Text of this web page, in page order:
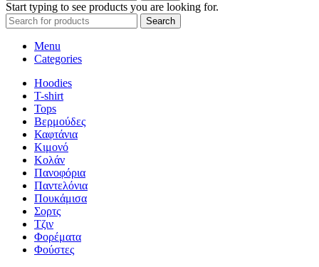
Start typing to see products you are looking for.
Search
Menu
Categories
Hoodies
T-shirt
Tops
Βερμούδες
Καφτάνια
Κιμονό
Κολάν
Πανοφόρια
Παντελόνια
Πουκάμισα
Σορτς
Τζιν
Φορέματα
Φούστες